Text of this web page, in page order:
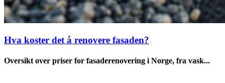
Hva koster det å renovere fasaden?
Oversikt over priser for fasaderenovering i Norge, fra vask...